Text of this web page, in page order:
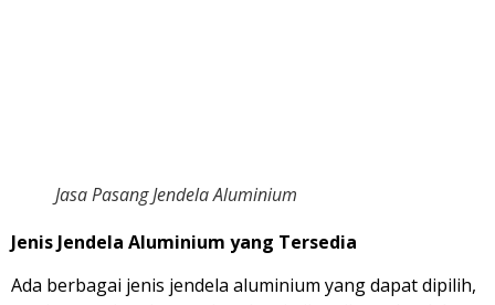
Jasa Pasang Jendela Aluminium
Jenis Jendela Aluminium yang Tersedia
Ada berbagai jenis jendela aluminium yang dapat dipilih,